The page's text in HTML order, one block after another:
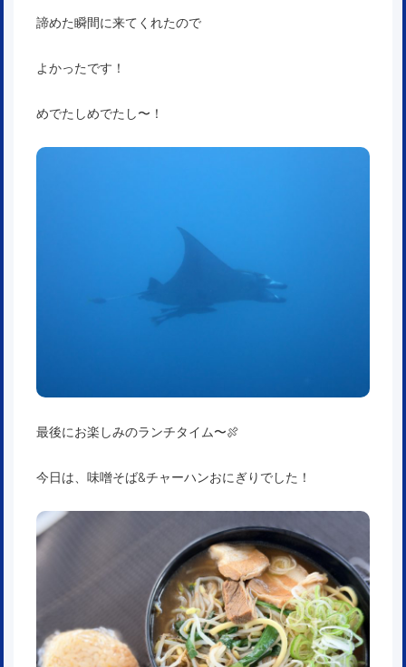
諦めた瞬間に来てくれたので
よかったです！
めでたしめでたし〜！
最後にお楽しみのランチタイム〜🍖
今日は、味噌そば&チャーハンおにぎりでした！